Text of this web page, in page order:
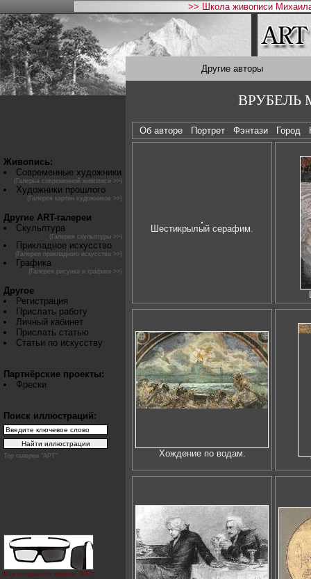
>> Школа живописи
Живопись:
Современные художники
(Галерея современной живописи >>)
Художники прошлого
(Галерея картин художников >>)
Другие ART-галереи
Скульптура
(Галерея скульптуры >>)
Прикладное искусство
(Галерея прикладного искусства >>)
Графика
(Галерея рисунка и графики >>)
Другое
Регистрация
Прислать работу
Личный кабинет
Прислать статью
Статьи по искусству
Партнёрские проекты:
Фрески
Поиск иллюстраций:
Top галереи "АРТ"
Как создаётся эффект 3D?
Другие авторы
ВРУБЕЛЬ
Об авторе Портрет Фэнтази Город
Шестикрылый серафим.
Хождение по водам.